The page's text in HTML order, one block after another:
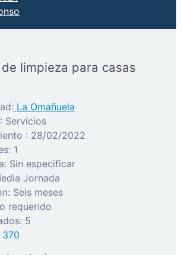
limpieza para casas
La Omañuela
Servicios
: 28/02/2022
1
Sin especificar
Jornada
Seis meses
requerido
5
370